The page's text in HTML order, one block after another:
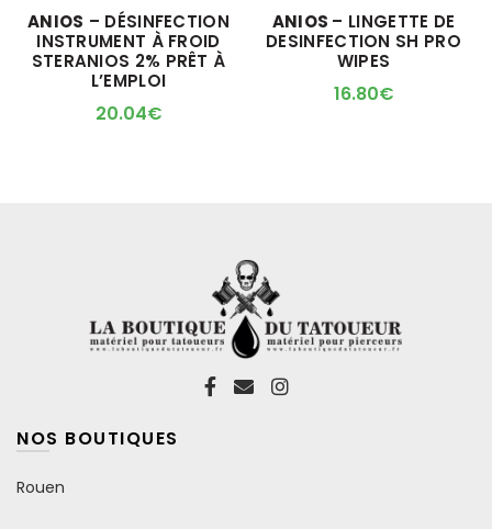
M'ALERTER QUAND
L'ARTICLE SERA DISPO !
ANIOS – DÉSINFECTION
INSTRUMENT À FROID
STERANIOS 2% PRÊT À
L’EMPLOI
20.04€
ANIOS – LINGETTE DE
DESINFECTION SH PRO
WIPES
16.80€
NOS BOUTIQUES
Rouen